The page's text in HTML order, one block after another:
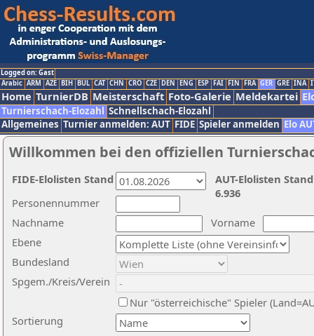
Logged on: Gast
Arabic ARM AZE BIH BUL CAT CHN CRO CZE DEN ENG ESP FAI FIN FRA GER GRE INA
Home TurnierDB Meisterschaft Foto-Galerie Meldekartei
Turnierschach-Elozahl Schnellschach-Elozahl
Allgemeines Turnier anmelden: AUT FIDE Spieler anmelden Elo
Willkommen bei den offiziellen
Nachname
Vorname
Ebene
Sortierung
Personennummer
Bundesland
Spgem./Kreis/Verein
Nur "österreichische" Spieler
AUT-Elolisten
6.936
FIDE-Elolisten Stand